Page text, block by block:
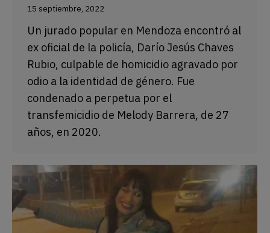
15 septiembre, 2022
Un jurado popular en Mendoza encontró al
ex oficial de la policía, Darío Jesús Chaves
Rubio, culpable de homicidio agravado por
odio a la identidad de género. Fue
condenado a perpetua por el
transfemicidio de Melody Barrera, de 27
años, en 2020.